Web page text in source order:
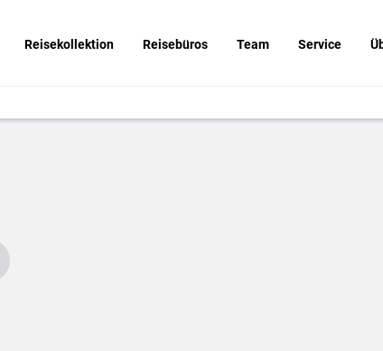
Reisekollektion Reisebüros Team Service